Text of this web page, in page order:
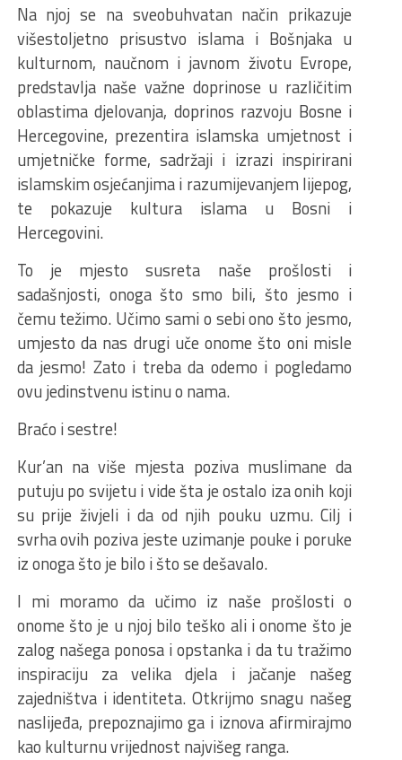
Na njoj se na sveobuhvatan način prikazuje
višestoljetno prisustvo islama i Bošnjaka u
kulturnom, naučnom i javnom životu Evrope,
predstavlja naše važne doprinose u različitim
oblastima djelovanja, doprinos razvoju Bosne i
Hercegovine, prezentira islamska umjetnost i
umjetničke forme, sadržaji i izrazi inspirirani
islamskim osjećanjima i razumijevanjem lijepog,
te pokazuje kultura islama u Bosni i
Hercegovini.
To je mjesto susreta naše prošlosti i
sadašnjosti, onoga što smo bili, što jesmo i
čemu težimo. Učimo sami o sebi ono što jesmo,
umjesto da nas drugi uče onome što oni misle
da jesmo! Zato i treba da odemo i pogledamo
ovu jedinstvenu istinu o nama.
Braćo i sestre!
Kur’an na više mjesta poziva muslimane da
putuju po svijetu i vide šta je ostalo iza onih koji
su prije živjeli i da od njih pouku uzmu. Cilj i
svrha ovih poziva jeste uzimanje pouke i poruke
iz onoga što je bilo i što se dešavalo.
I mi moramo da učimo iz naše prošlosti o
onome što je u njoj bilo teško ali i onome što je
zalog našega ponosa i opstanka i da tu tražimo
inspiraciju za velika djela i jačanje našeg
zajedništva i identiteta. Otkrijmo snagu našeg
naslijeđa, prepoznajimo ga i iznova afirmirajmo
kao kulturnu vrijednost najvišeg ranga.